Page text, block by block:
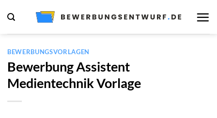
Inhalt
springen
BEWERBUNGSVORLAGEN
Bewerbung Assistent
Medientechnik Vorlage